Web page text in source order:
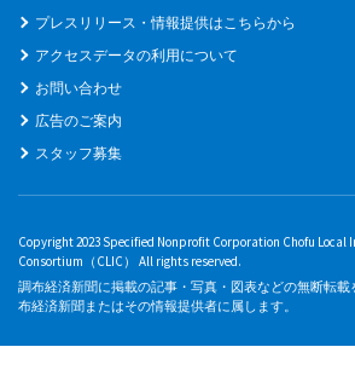
プレスリリース・情報提供はこちらから
アクセスデータの利用について
お問い合わせ
広告のご案内
スタッフ募集
Copyright 2023 Specified Nonprofit Corporation Chofu Local
Consortium（CLIC） All rights reserved.
調布経済新聞に掲載の記事・写真・図表などの無断転
布経済新聞またはその情報提供者に属します。